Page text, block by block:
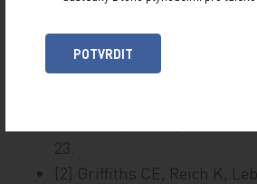
Seznam použité
[1] Cetkovská P, Kojanová
23.
[2] Griffiths CE, Reich K,
POTVRDIT